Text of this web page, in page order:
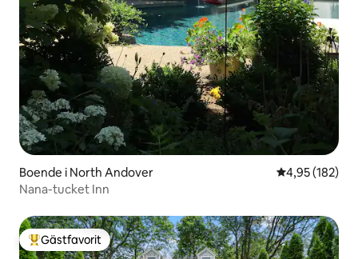
Boende i North Andover 4,95 av 5 i
4,95 (182)
Nana-tucket Inn
Populär gästfavorit
Gästfavorit